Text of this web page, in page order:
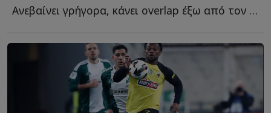
Ανεβαίνει γρήγορα, κάνει overlap έξω από τον εξτρέμ, πατά σ...